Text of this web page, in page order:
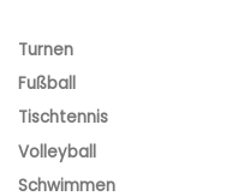
Turnen
Fußball
Tischtennis
Volleyball
Schwimmen